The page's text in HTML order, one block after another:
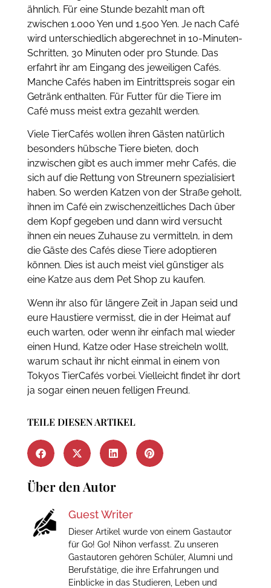
ähnlich. Für eine Stunde bezahlt man oft
zwischen 1.000 Yen und 1.500 Yen. Je nach Café
wird unterschiedlich abgerechnet in 10-Minuten-
Schritten, 30 Minuten oder pro Stunde. Das
erfahrt ihr am Eingang des jeweiligen Cafés.
Manche Cafés haben im Eintrittspreis sogar ein
Getränk enthalten. Für Futter für die Tiere im
Café muss meist extra gezahlt werden.
Viele TierCafés wollen ihren Gästen natürlich
besonders hübsche Tiere bieten, doch
inzwischen gibt es auch immer mehr Cafés, die
sich auf die Rettung von Streunern spezialisiert
haben. So werden Katzen von der Straße geholt,
ihnen im Café ein zwischenzeitliches Dach über
dem Kopf gegeben und dann wird versucht
ihnen ein neues Zuhause zu vermitteln, in dem
die Gäste des Cafés diese Tiere adoptieren
können. Dies ist auch meist viel günstiger als
eine Katze aus dem Pet Shop zu kaufen.
Wenn ihr also für längere Zeit in Japan seid und
eure Haustiere vermisst, die in der Heimat auf
euch warten, oder wenn ihr einfach mal wieder
einen Hund, Katze oder Hase streicheln wollt,
warum schaut ihr nicht einmal in einem von
Tokyos TierCafés vorbei. Vielleicht findet ihr dort
ja sogar einen neuen felligen Freund.
TEILE DIESEN ARTIKEL
Über den Autor
Guest Writer
Dieser Artikel wurde von einem Gastautor
für Go! Go! Nihon verfasst. Zu unseren
Gastautoren gehören Schüler, Alumni und
Berufstätige, die ihre Erfahrungen und
Einblicke in das Studieren, Leben und